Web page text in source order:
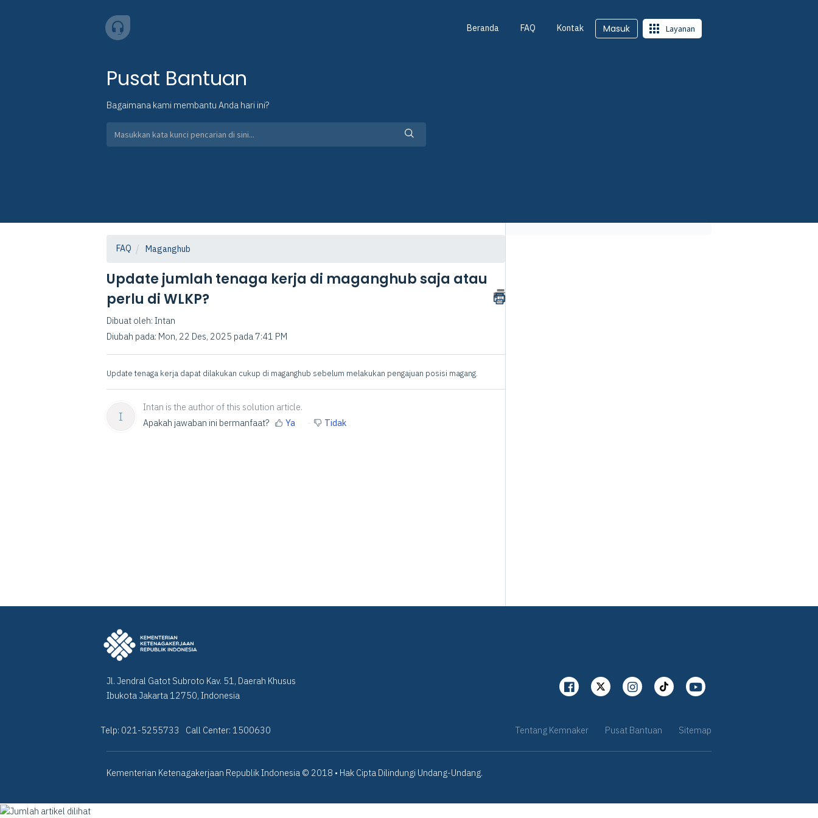
Beranda FAQ Kontak Masuk Layanan
Pusat Bantuan
Bagaimana kami membantu Anda hari ini?
FAQ Maganghub
Update jumlah tenaga kerja di maganghub saja atau
perlu di WLKP?
Dibuat oleh: Intan
Diubah pada: Mon, 22 Des, 2025 pada 7:41 PM
Update tenaga kerja dapat dilakukan cukup di maganghub sebelum melakukan pengajuan posisi magang.
I
Intan is the author of this solution article.
Apakah jawaban ini bermanfaat?
Ya Tidak
Jl. Jendral Gatot Subroto Kav. 51, Daerah Khusus
Ibukota Jakarta 12750, Indonesia
Telp: 021-5255733 Call Center: 1500630 Tentang Kemnaker Pusat Bantuan Sitemap
Kementerian Ketenagakerjaan Republik Indonesia © 2018 • Hak Cipta Dilindungi Undang-Undang.